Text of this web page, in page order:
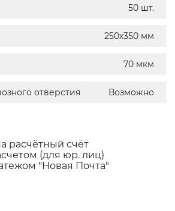
50 шт.
250х350 мм
70 мкм
отверстия Возможно
расчётный счёт
(для юр. лиц)
"Новая Почта"